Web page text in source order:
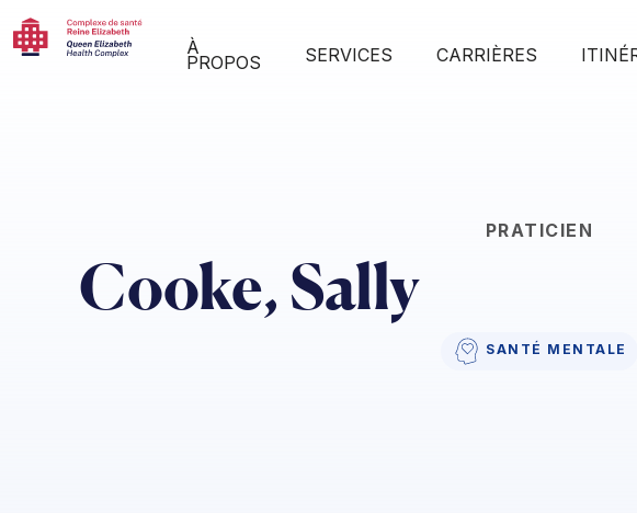
À
PROPOS SERVICES CARRIÈRES
PRATICIEN
Cooke, Sally
SANTÉ MENTALE